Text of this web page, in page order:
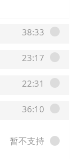
38:33
23:17
22:31
36:10
暂不支持